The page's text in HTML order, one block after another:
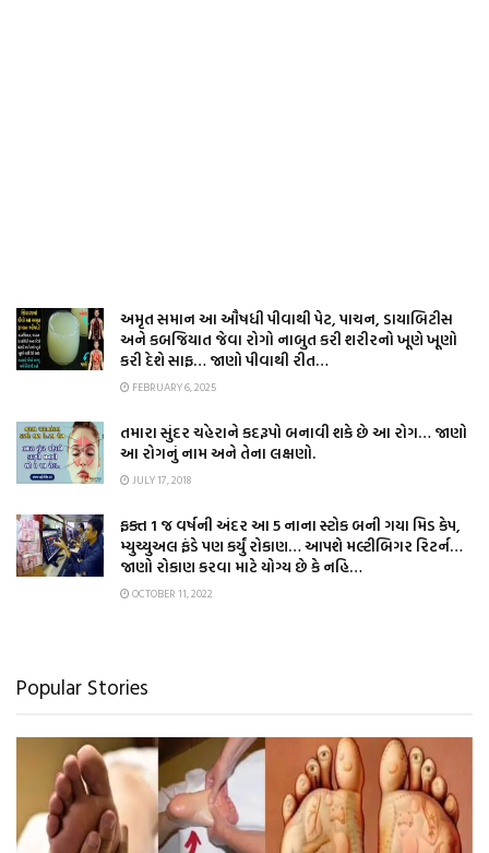
અમૃત સમાન આ ઔષધી પીવાથી પેટ, પાચન, ડાયાબિટીસ
અને કબજિયાત જેવા રોગો નાબુત કરી શરીરનો ખૂણે ખૂણો
કરી દેશે સાફ… જાણો પીવાથી રીત…
FEBRUARY 6, 2025
તમારા સુંદર ચહેરાને કદરૂપો બનાવી શકે છે આ રોગ… જાણો
આ રોગનું નામ અને તેના લક્ષણો.
JULY 17, 2018
ફક્ત 1 જ વર્ષની અંદર આ 5 નાના સ્ટોક બની ગયા મિડ કેપ,
મ્યુચ્યુઅલ ફંડે પણ કર્યું રોકાણ… આપશે મલ્ટીબિગર રિટર્ન…
જાણો રોકાણ કરવા માટે યોગ્ય છે કે નહિ…
OCTOBER 11, 2022
Popular Stories